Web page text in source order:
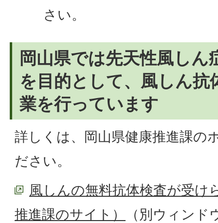
さい。
岡山県では先天性風しん
を目的として、風しん抗
業を行っています
詳しくは、岡山県健康推進課の
ださい。
風しんの無料抗体検査が受け
推進課のサイト）
（別ウィンド